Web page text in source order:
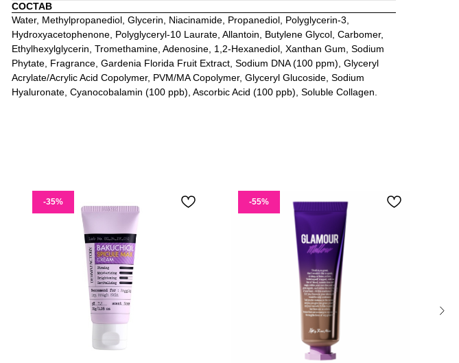
СОСТАВ
Water, Methylpropanediol, Glycerin, Niacinamide, Propanediol, Polyglycerin-3,
Hydroxyacetophenone, Polyglyceryl-10 Laurate, Allantoin, Butylene Glycol, Carbomer,
Ethylhexylglycerin, Tromethamine, Adenosine, 1,2-Hexanediol, Xanthan Gum, Sodium
Phytate, Fragrance, Gardenia Florida Fruit Extract, Sodium DNA (100 ppm), Glyceryl
Acrylate/Acrylic Acid Copolymer, PVM/MA Copolymer, Glyceryl Glucoside, Sodium
Hyaluronate, Cyanocobalamin (100 ppb), Ascorbic Acid (100 ppb), Soluble Collagen.
-35% -55%